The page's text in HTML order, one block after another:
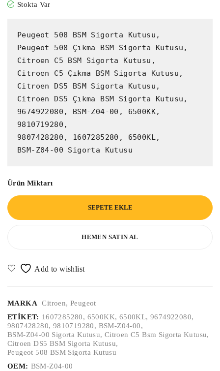
Stokta Var
Peugeot 508 BSM Sigorta Kutusu,
Peugeot 508 Çıkma BSM Sigorta Kutusu,
Citroen C5 BSM Sigorta Kutusu,
Citroen C5 Çıkma BSM Sigorta Kutusu,
Citroen DS5 BSM Sigorta Kutusu,
Citroen DS5 Çıkma BSM Sigorta Kutusu,
9674922080, BSM-Z04-00, 6500KK,
9810719280,
9807428280, 1607285280, 6500KL,
BSM-Z04-00 Sigorta Kutusu
Ürün Miktarı
SEPETE EKLE
HEMEN SATIN AL
MARKA Citroen,Peugeot
ETIKET: 1607285280, 6500KK, 6500KL,9674922080,
9807428280, 9810719280, BSM-Z04-00,
BSM-Z04-00 Sigorta Kutusu, Citroen C5 Bsm Sigorta Kutusu,
Citroen DS5 BSM Sigorta Kutusu,
Peugeot 508 BSM Sigorta Kutusu
OEM: BSM-Z04-00